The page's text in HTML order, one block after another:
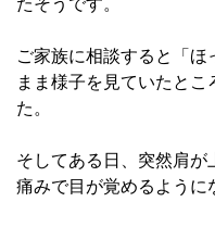
ご家族に相談すると「
まま様子を見ていたと
た。
そしてある日、突然肩が
痛みで目が覚めるように